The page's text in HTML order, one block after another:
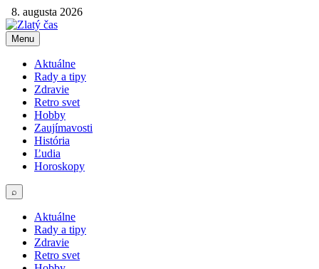
8. augusta 2026
Menu
Aktuálne
Rady a tipy
Zdravie
Retro svet
Hobby
Zaujímavosti
História
Ľudia
Horoskopy
⌕
Aktuálne
Rady a tipy
Zdravie
Retro svet